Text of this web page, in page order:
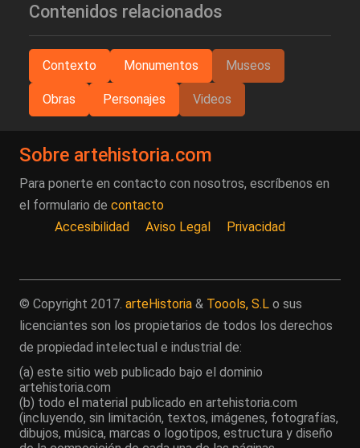
Contenidos relacionados
Contexto Monumentos Museos
Obras Personajes Videos
Sobre artehistoria.com
Para ponerte en contacto con nosotros, escríbenos en
el formulario de contacto
Accesibilidad
Aviso Legal Privacidad
© Copyright 2017. arteHistoria & Toools, S.L o sus
licenciantes son los propietarios de todos los derechos
de propiedad intelectual e industrial de:
(a) este sitio web publicado bajo el dominio
artehistoria.com
(b) todo el material publicado en artehistoria.com
(incluyendo, sin limitación, textos, imágenes, fotografías,
dibujos, música, marcas o logotipos, estructura y diseño